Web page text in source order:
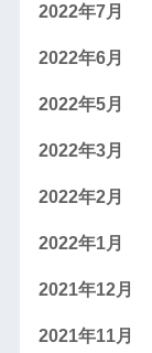
2022年7月
2022年6月
2022年5月
2022年3月
2022年2月
2022年1月
2021年12月
2021年11月